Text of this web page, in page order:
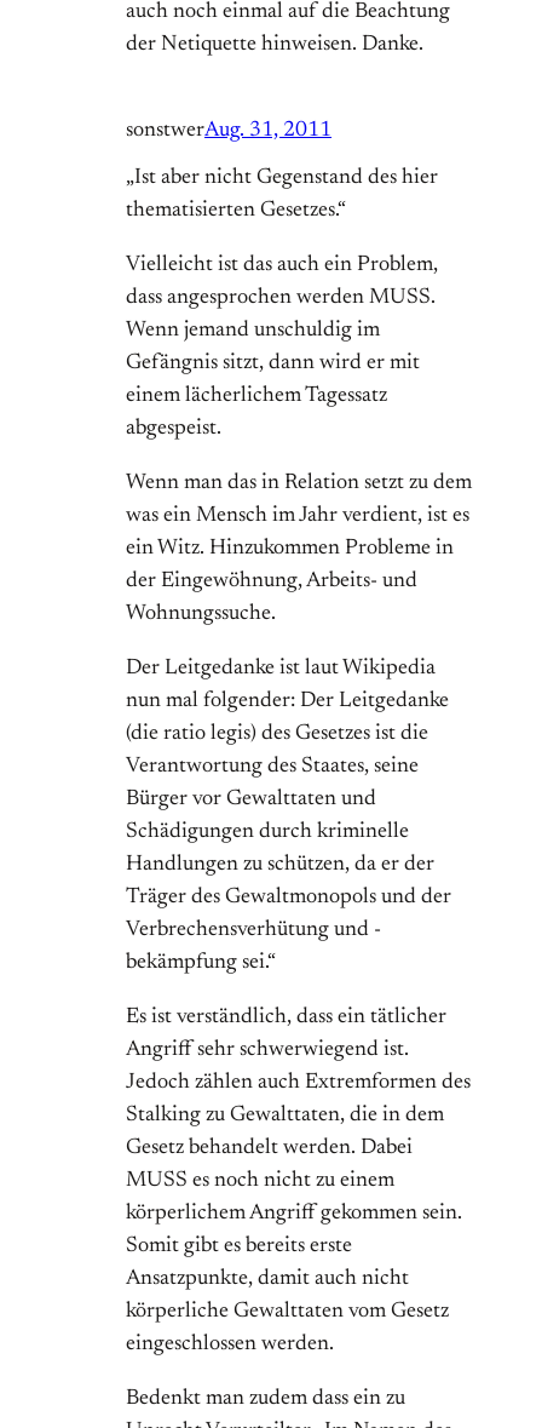
auch noch einmal auf die Beachtung
der Netiquette hinweisen. Danke.
sonstwerAug. 31, 2011
„Ist aber nicht Gegenstand des hier
thematisierten Gesetzes.“
Vielleicht ist das auch ein Problem,
dass angesprochen werden MUSS.
Wenn jemand unschuldig im
Gefängnis sitzt, dann wird er mit
einem lächerlichem Tagessatz
abgespeist.
Wenn man das in Relation setzt zu dem
was ein Mensch im Jahr verdient, ist es
ein Witz. Hinzukommen Probleme in
der Eingewöhnung, Arbeits- und
Wohnungssuche.
Der Leitgedanke ist laut Wikipedia
nun mal folgender: Der Leitgedanke
(die ratio legis) des Gesetzes ist die
Verantwortung des Staates, seine
Bürger vor Gewalttaten und
Schädigungen durch kriminelle
Handlungen zu schützen, da er der
Träger des Gewaltmonopols und der
Verbrechensverhütung und -
bekämpfung sei.“
Es ist verständlich, dass ein tätlicher
Angriff sehr schwerwiegend ist.
Jedoch zählen auch Extremformen des
Stalking zu Gewalttaten, die in dem
Gesetz behandelt werden. Dabei
MUSS es noch nicht zu einem
körperlichem Angriff gekommen sein.
Somit gibt es bereits erste
Ansatzpunkte, damit auch nicht
körperliche Gewalttaten vom Gesetz
eingeschlossen werden.
Bedenkt man zudem dass ein zu